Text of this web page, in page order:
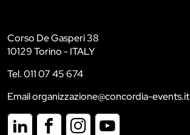
Corso De Gasperi 38
10129 Torino - ITALY
Tel. 011 07 45 674
Email organizzazione@concordia-events.it